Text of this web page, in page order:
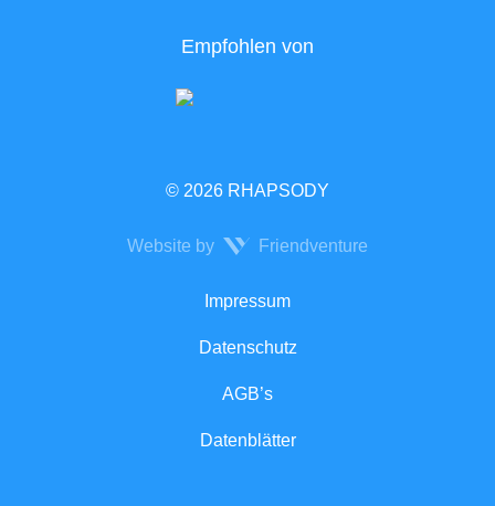
Empfohlen von
© 2026 RHAPSODY
Website by Friendventure
Impressum
Datenschutz
AGB’s
Datenblätter